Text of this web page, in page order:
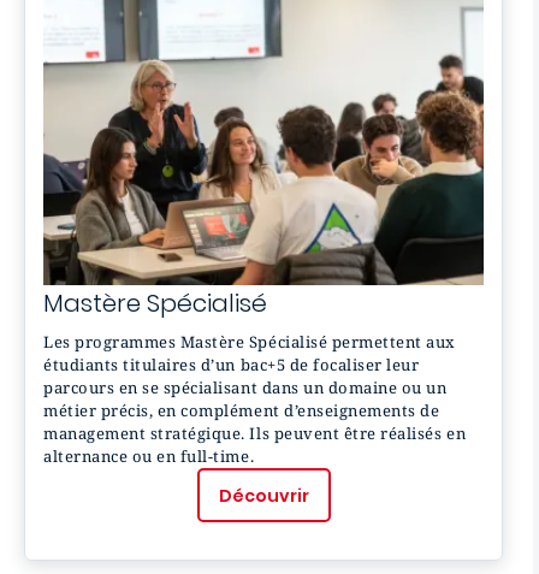
Mastère Spécialisé
Les programmes Mastère Spécialisé permettent aux
étudiants titulaires d’un bac+5 de focaliser leur
parcours en se spécialisant dans un domaine ou un
métier précis, en complément d’enseignements de
management stratégique. Ils peuvent être réalisés en
alternance ou en full-time.
Découvrir